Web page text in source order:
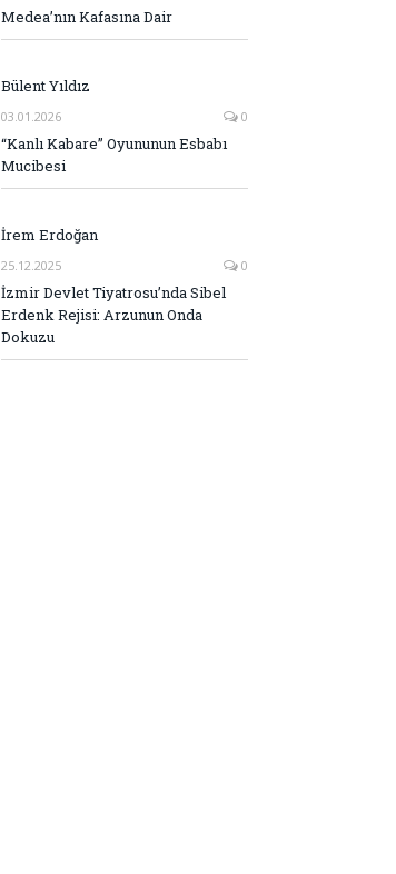
Medea’nın Kafasına Dair
Bülent Yıldız
03.01.2026 0
“Kanlı Kabare” Oyununun Esbabı
Mucibesi
İrem Erdoğan
25.12.2025 0
İzmir Devlet Tiyatrosu’nda Sibel
Erdenk Rejisi: Arzunun Onda
Dokuzu